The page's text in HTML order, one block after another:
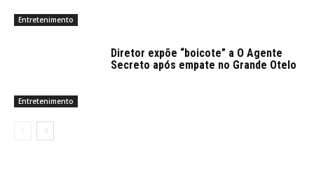
Entretenimento
Entretenimento
Diretor expõe “boicote” a O Agente
Secreto após empate no Grande Otelo